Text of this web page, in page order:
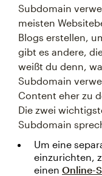
Subdomain
meisten
Blogs erstellen,
gibt es andere,
weißt du denn,
Subdomain
Content eher zu
Die zwei
Subdomain
Um eine
einzurichten,
einen Online-